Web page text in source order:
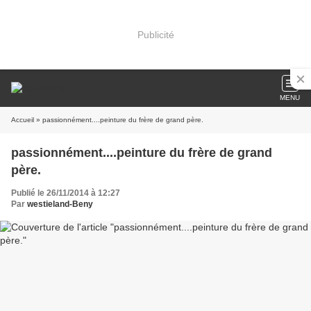
Publicité
MENU
Accueil » passionnément....peinture du frère de grand père.
passionnément....peinture du frère de grand
père.
Publié le 26/11/2014 à 12:27
Par westieland-Beny